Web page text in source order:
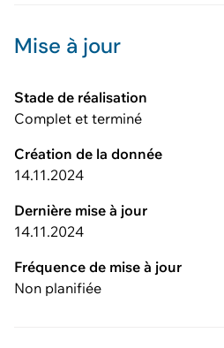
Mise à jour
Stade de réalisation
Complet et terminé
Création de la donnée
14.11.2024
Dernière mise à jour
14.11.2024
Fréquence de mise à jour
Non planifiée